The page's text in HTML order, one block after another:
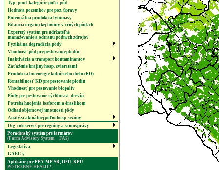
Typ.-prod. kategórie poľn. pôd
Hodnota pozemkov pre poz. úpravy
Potenciálna produkcia fytomasy
Bilancia organickej hmoty v orných pôdach
Expertný systém pre udržateľné
manažovanie a ochranu pôdnych zdrojov
Fyzikálna degradácia pôdy
Vhodnosť pôd pre pestovanie plodín
Inaktivácia a transport kontaminantov
Zaťaženie krajiny hosp. zvieratami
Produkcia bioenergie kultúrneho dielu (KD)
Rentabilnosť KD pre pestovanie plodín
Vhodnosť pre pestovanie biopalív
Pôdy pre pestovanie rýchlorast. drevín
Potreba hnojenia fosforom a draslíkom
Odhad objemovej hmotnosti pôdy
Analýza aktuálnej poľnohosp. sezóny
Dig. infoservis pre regióny a samosprávy
Poradenský systém pre farmárov
(Farm Advisory System – FAS)
Legislatíva
GAEC-y
Aplikácie pre PPA, MP SR, OPÚ, KPÚ
POTREBNÉ HESLO!!!